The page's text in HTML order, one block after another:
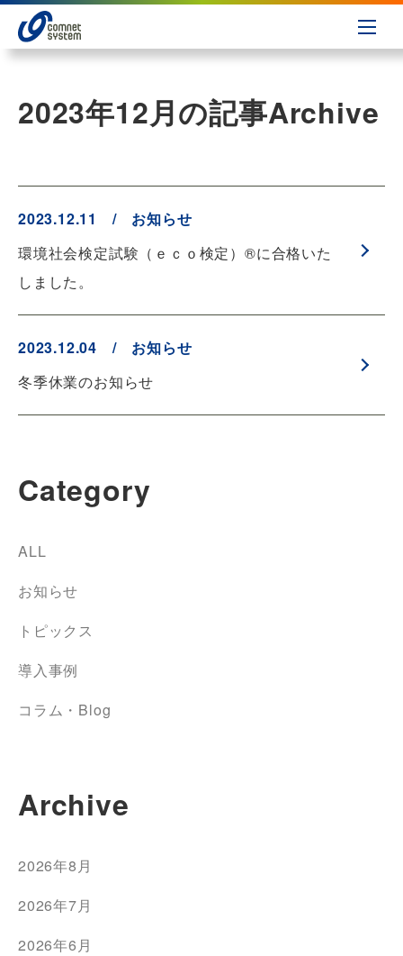
2023年12月の記事Archive
2023.12.11 / お知らせ
環境社会検定試験（ｅｃｏ検定）®に合格いた
しました。
2023.12.04 / お知らせ
冬季休業のお知らせ
Category
ALL
お知らせ
トピックス
導入事例
コラム・Blog
Archive
2026年8月
2026年7月
2026年6月